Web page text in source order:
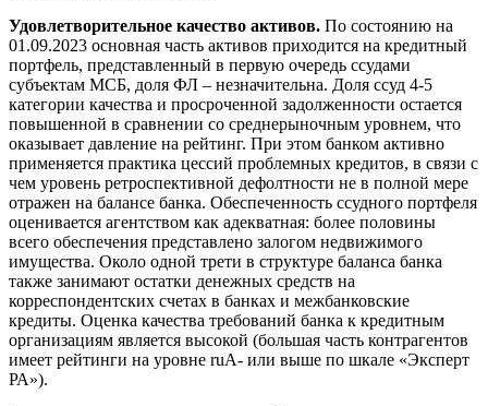
Удовлетворительное качество активов. По состоянию на
01.09.2023 основная часть активов приходится на кредитный
портфель, представленный в первую очередь ссудами
субъектам МСБ, доля ФЛ – незначительна. Доля ссуд 4-5
категории качества и просроченной задолженности остается
повышенной в сравнении со среднерыночным уровнем, что
оказывает давление на рейтинг. При этом банком активно
применяется практика цессий проблемных кредитов, в связи с
чем уровень ретроспективной дефолтности не в полной мере
отражен на балансе банка. Обеспеченность ссудного портфеля
оценивается агентством как адекватная: более половины
всего обеспечения представлено залогом недвижимого
имущества. Около одной трети в структуре баланса банка
также занимают остатки денежных средств на
корреспондентских счетах в банках и межбанковские
кредиты. Оценка качества требований банка к кредитным
организациям является высокой (большая часть контрагентов
имеет рейтинги на уровне ruA- или выше по шкале «Эксперт
РА»).